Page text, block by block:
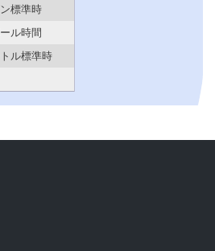
標準時
ル時間
ル標準時